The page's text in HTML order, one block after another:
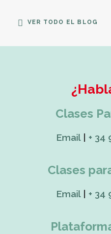
VER TODO EL BLOG
Clases
Email| + 34
Clases
Email| + 34